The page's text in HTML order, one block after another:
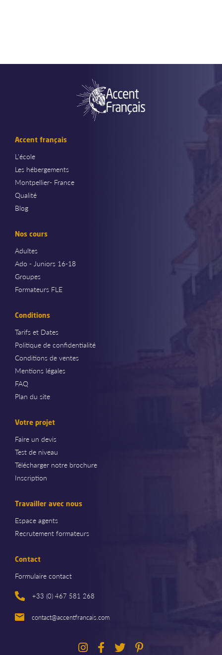
Accent français
L'école
Les hébergements
Montpellier- France
Qualité
Blog
Nos cours
Adultes
Ado - Juniors 16-18
Groupes
Formateurs FLE
Conditions
Tarifs et Dates
Politique de confidentialité
Conditions de ventes
Mentions légales
FAQ
Plan du site
Votre projet
Faire un devis
Test de niveau
Télécharger notre brochure
Inscription
Travailler avec nous
Espace agents
Recrutement formateurs
Contact
Formulaire contact
+33 (0) 467 581 268
contact@accentfrancais.com